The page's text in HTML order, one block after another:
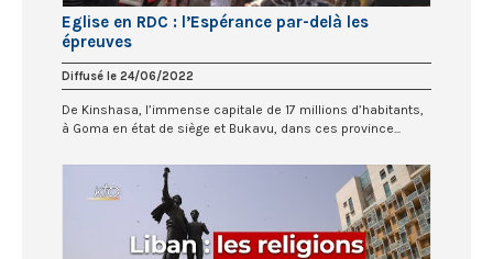
Eglise en RDC : l’Espérance par-delà les
épreuves
Diffusé le 24/06/2022
De Kinshasa, l’immense capitale de 17 millions d’habitants,
à Goma en état de siège et Bukavu, dans ces province...